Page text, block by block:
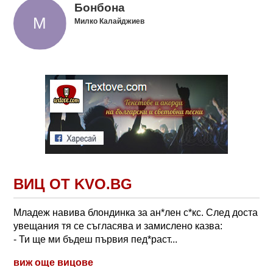
Бонбона
Милко Калайджиев
ВИЦ ОТ KVO.BG
Младеж навива блондинка за ан*лен с*кс. След доста
увещания тя се съгласява и замислено казва:
- Ти ще ми бъдеш първия пед*раст...
виж още вицове